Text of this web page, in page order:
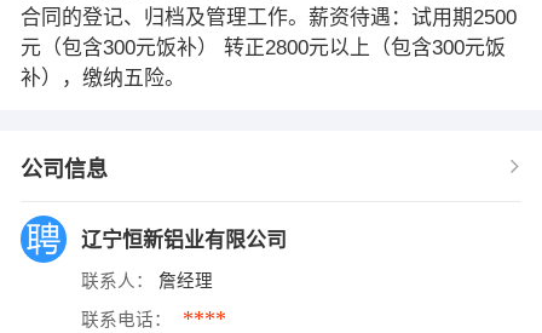
合同的登记、归档及管理工作。薪资待遇：试用期2500
元（包含300元饭补） 转正2800元以上（包含300元饭
补），缴纳五险。
公司信息
辽宁恒新铝业有限公司
联系人： 詹经理
联系电话： ****